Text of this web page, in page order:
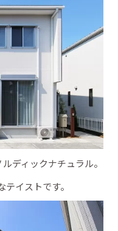
ディックナチュラル。
イストです。